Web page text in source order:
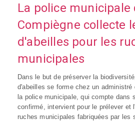
La police municipale
Compiègne collecte
d'abeilles pour les
municipales
Dans le but de préserver la
d'abeilles se forme chez un administré
la police municipale, qui compte dans
confirmé, intervient pour le prélever et
ruches municipales fabriquées par les